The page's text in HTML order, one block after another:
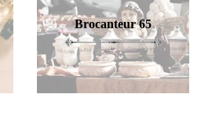
Brocanteur 65